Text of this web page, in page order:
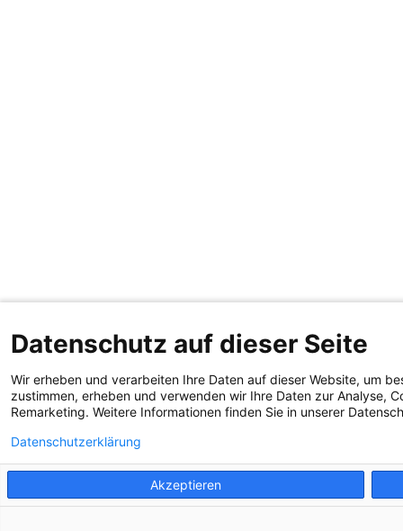
Datenschutz auf dieser Seite
Wir erheben und verarbeiten Ihre Daten auf dieser Website, um
zustimmen, erheben und verwenden wir Ihre Daten zur Analyse,
Remarketing. Weitere Informationen finden Sie in unserer
Datenschutzerklärung
Akzeptieren